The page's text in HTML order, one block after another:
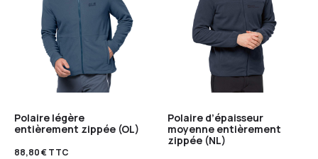
Polaire légère
entièrement zippée (OL)
88,80€TTC
Polaire d’épaisseur
moyenne entièrement
zippée (NL)